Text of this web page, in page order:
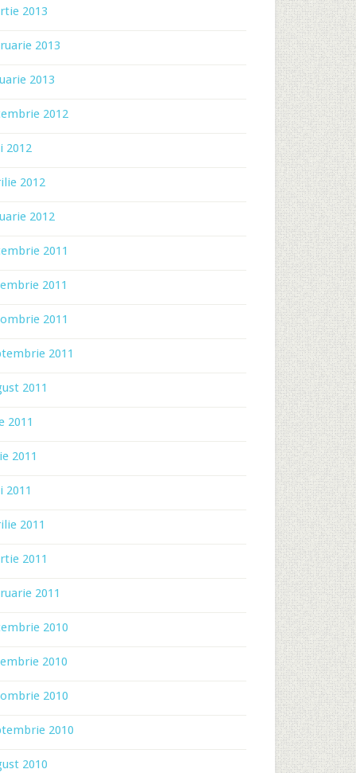
2013
2013
2013
2012
2012
2012
2012
2011
2011
2011
2011
2011
2011
2011
2011
2011
2011
2011
2010
2010
2010
2010
2010